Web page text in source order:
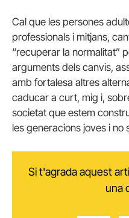
Cal que les persones
professionals i mitjans,
“recuperar la normalitat”
arguments dels canvis,
amb fortalesa altres
caducar a curt, mig i,
societat que estem
les generacions joves i no
Si t'agrada aquest
una